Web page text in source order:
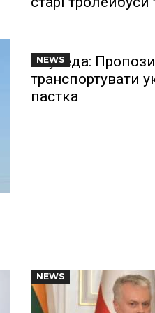
NEWS
Науседа:
транспортувати
пастка
NEWS